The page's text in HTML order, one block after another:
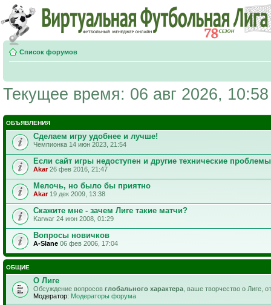
Список форумов
Текущее время: 06 авг 2026, 10:58
ОБЪЯВЛЕНИЯ
Сделаем игру удобнее и лучше!
Чемпионка 14 июн 2023, 21:54
Если сайт игры недоступен и другие технические проблемы
Akar26 фев 2016, 21:47
Мелочь, но было бы приятно
Akar19 дек 2009, 13:38
Скажите мне - зачем Лиге такие матчи?
Karwar 24 июн 2008, 01:29
Вопросы новичков
A-Slane 06 фев 2006, 17:04
ОБЩИЕ
О Лиге
Обсуждение вопросов глобального характера , ваше творчество о Лиге,
Модератор: Модераторы форума